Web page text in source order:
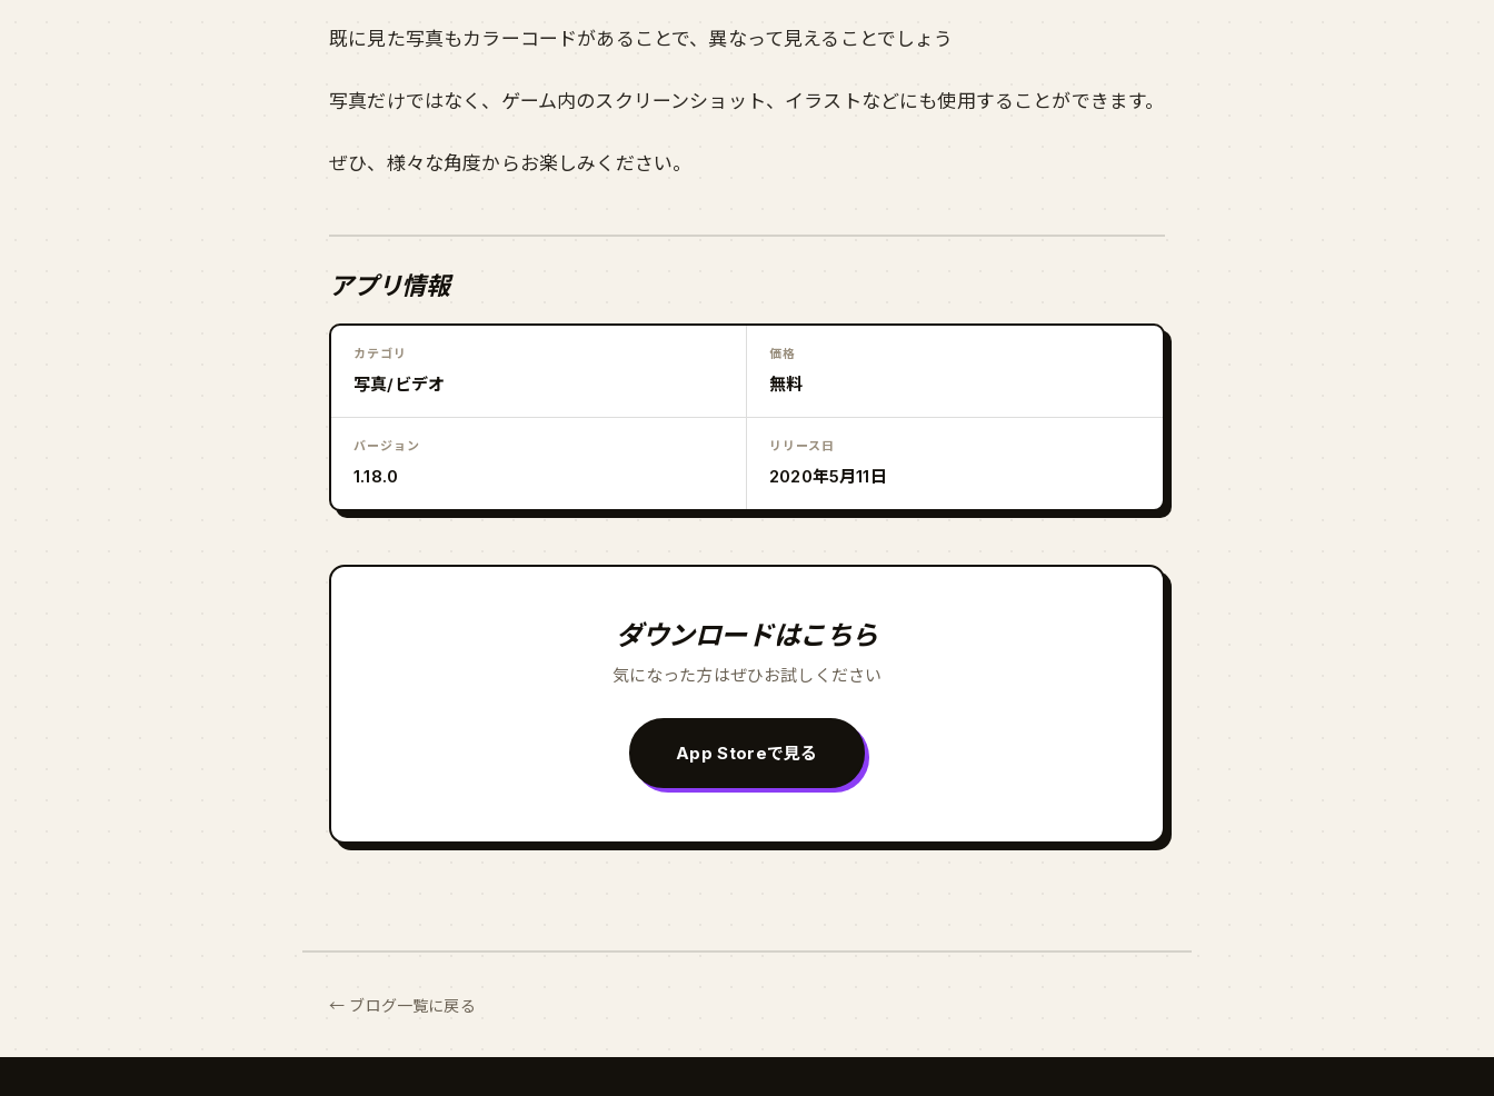
既に見た写真もカラーコードがあることで、異なって見えることでしょう
写真だけではなく、ゲーム内のスクリーンショット、イラストなどにも使用することができます。
ぜひ、様々な角度からお楽しみください。
アプリ情報
カテゴリ
写真/ビデオ
価格
無料
バージョン
1.18.0
リリース日
2020年5月11日
ダウンロードはこちら
気になった方はぜひお試しください
App Storeで見る
← ブログ一覧に戻る